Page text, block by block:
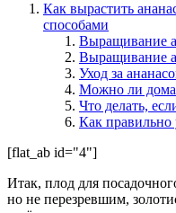
Как вырастить
способами
Выращивание
Выращивание
Уход за
Можно ли дома
Что делать,
Как правильно
[flat_ab id="4"]
Итак, плод для
но не перезревшим,